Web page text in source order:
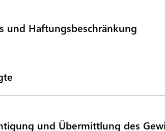
und Haftungsbeschränkung
und Übermittlung des